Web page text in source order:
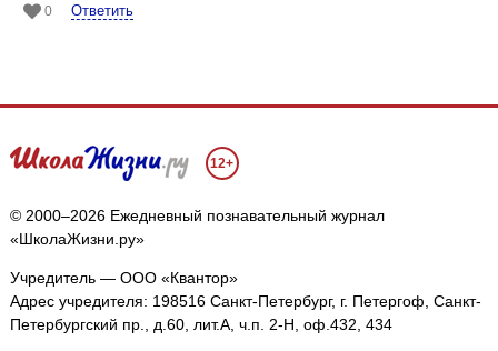
0 Ответить
12+
© 2000–2026 Ежедневный познавательный журнал
«ШколаЖизни.ру»
Учредитель — ООО «Квантор»
Адрес учредителя: 198516 Санкт-Петербург, г. Петергоф, Санкт-
Петербургский пр., д.60, лит.А, ч.п. 2-Н, оф.432, 434